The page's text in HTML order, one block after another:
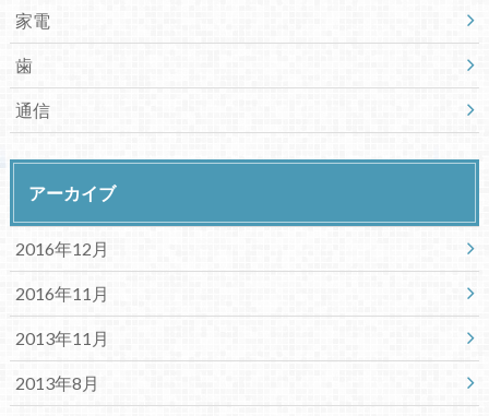
家電
歯
通信
アーカイブ
2016年12月
2016年11月
2013年11月
2013年8月